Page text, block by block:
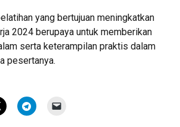
yang bertujuan meningkatkan
2024 berupaya untuk memberikan
serta keterampilan praktis dalam
pesertanya.